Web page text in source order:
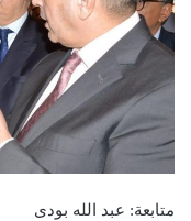
متابعة: عبد الله بودى